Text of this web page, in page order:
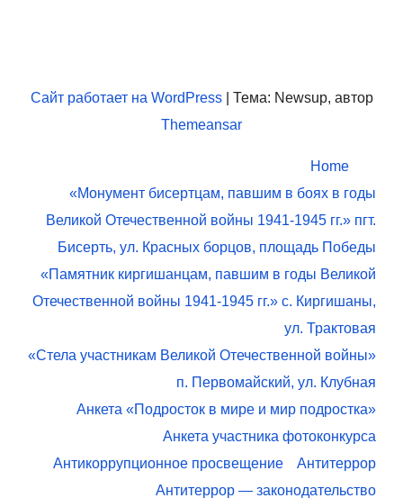
Сайт работает на WordPress
Тема: Newsup, автор
Themeansar
Home
«Монумент бисертцам, павшим в боях в годы
Великой Отечественной войны 1941-1945 гг.» пгт.
Бисерть, ул. Красных борцов, площадь Победы
«Памятник киргишанцам, павшим в годы Великой
Отечественной войны 1941-1945 гг.» с. Киргишаны,
ул. Трактовая
«Стела участникам Великой Отечественной войны»
п. Первомайский, ул. Клубная
Анкета «Подросток в мире и мир подростка»
Анкета участника фотоконкурса
Антикоррупционное просвещение
Антитеррор
Антитеррор — законодательство